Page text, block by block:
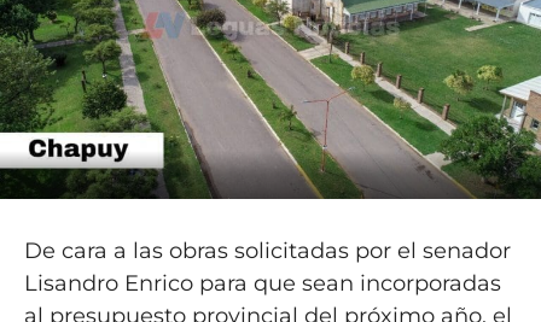
De cara a las obras solicitadas por el senador
Lisandro Enrico para que sean incorporadas
al presupuesto provincial del próximo año, el